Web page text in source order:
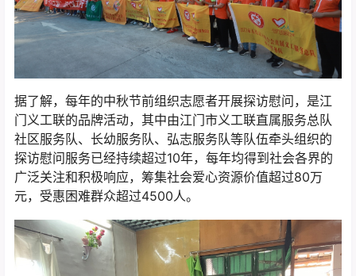
据了解，每年的中秋节前组织志愿者开展探访慰问，是江
门义工联的品牌活动，其中由江门市义工联直属服务总队
社区服务队、长幼服务队、弘志服务队等队伍牵头组织的
探访慰问服务已经持续超过10年，每年均得到社会各界的
广泛关注和积极响应，筹集社会爱心资源价值超过80万
元，受惠困难群众超过4500人。